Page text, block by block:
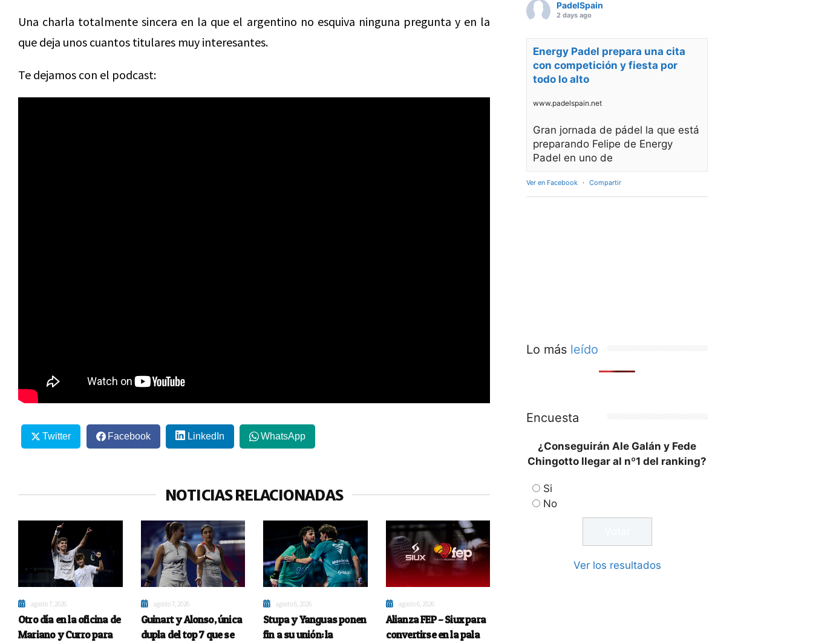
Una charla totalmente sincera en la que el argentino no esquiva ninguna pregunta y en la
que deja unos cuantos titulares muy interesantes.
Te dejamos con el podcast:
Twitter Facebook LinkedIn WhatsApp
NOTICIAS RELACIONADAS
agosto 7, 2026
Otro día en la oficina de
Mariano y Curro para
agosto 7, 2026
Guinart y Alonso, única
dupla del top 7 que se
agosto 6, 2026
Stupa y Yanguas ponen
fin a su unión: la
agosto 6, 2026
Alianza FEP – Siux para
convertirse en la pala
PadelSpain
2 days ago
Energy Padel prepara una cita
con competición y fiesta por
todo lo alto
www.padelspain.net
Gran jornada de pádel la que está
preparando Felipe de Energy
Padel en uno de
Ver en Facebook · Compartir
Lo más leído
Encuesta
¿Conseguirán Ale Galán y Fede
Chingotto llegar al nº1 del ranking?
Si
No
Ver los resultados